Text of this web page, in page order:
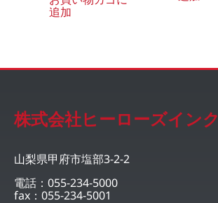
追加
株式会社ヒーローズインク
山梨県甲府市塩部3-2-2
電話：055-234-5000
fax：055-234-5001